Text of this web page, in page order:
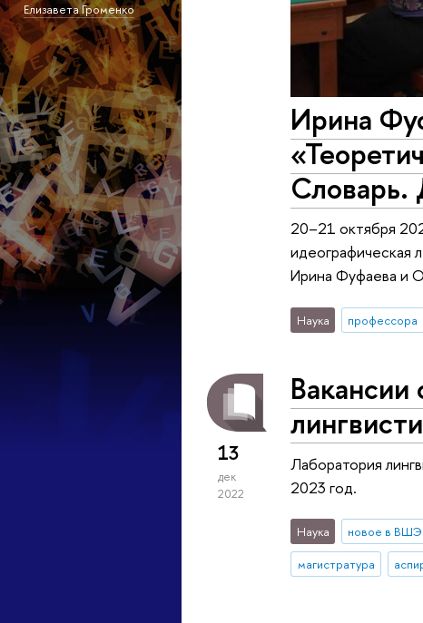
Елизавета Громенко
Ирина
Словарь.
20–21 октября
идеографическая
Ирина Фуфаева и
Наука профессора
13
дек
2022
Лаборатория
2023 год.
Наука новое в ВШЭ
магистратура